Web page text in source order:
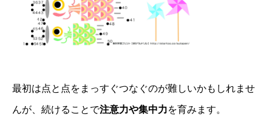
最初は点と点をまっすぐつなぐのが難しいかもしれませ
んが、続けることで注意力や集中力を育みます。